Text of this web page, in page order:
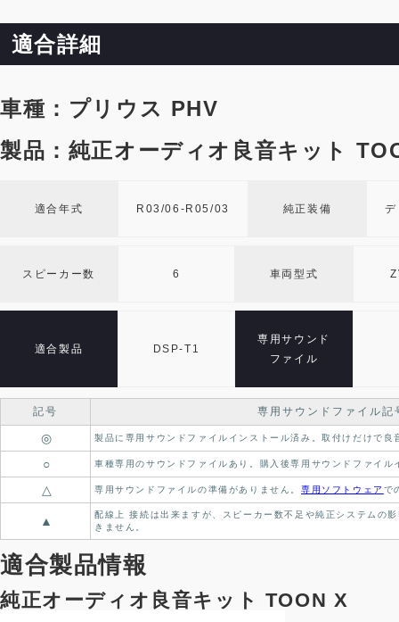
適合詳細
車種：プリウス PHV
製品：純正オーディオ良音キット
適合年式 R03/06-R05/03 純正装備
スピーカー数 6 車両型式
適合製品 DSP-T1
専用サウンド
ファイル
記号 専用サウンドファイル記
◎ 製品に専用サウンドファイルインストール済み。取付けだけで良
○ 車種専用のサウンドファイルあり。 購入後専用サウンドファイル
△ 専用サウンドファイルの準備がありません。 専用ソフトウェア で
▲
配線上 接続は出来ますが、スピーカー数不足や純正システムの
きません。
適合製品情報
純正オーディオ良音キット TOON X